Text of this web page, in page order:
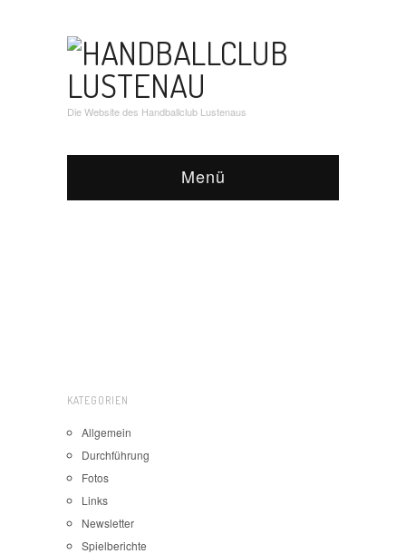
Die Website des Handballclub Lustenaus
Menü
KATEGORIEN
Allgemein
Durchführung
Fotos
Links
Newsletter
Spielberichte